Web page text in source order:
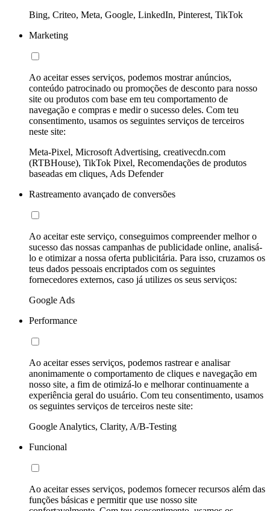
Bing, Criteo, Meta, Google, LinkedIn, Pinterest, TikTok
Marketing
Ao aceitar esses serviços, podemos mostrar anúncios,
conteúdo patrocinado ou promoções de desconto para nosso
site ou produtos com base em teu comportamento de
navegação e compras e medir o sucesso deles. Com teu
consentimento, usamos os seguintes serviços de terceiros
neste site:
Meta-Pixel, Microsoft Advertising, creativecdn.com
(RTBHouse), TikTok Pixel, Recomendações de produtos
baseadas em cliques, Ads Defender
Rastreamento avançado de conversões
Ao aceitar este serviço, conseguimos compreender melhor o
sucesso das nossas campanhas de publicidade online, analisá-
lo e otimizar a nossa oferta publicitária. Para isso, cruzamos os
teus dados pessoais encriptados com os seguintes
fornecedores externos, caso já utilizes os seus serviços:
Google Ads
Performance
Ao aceitar esses serviços, podemos rastrear e analisar
anonimamente o comportamento de cliques e navegação em
nosso site, a fim de otimizá-lo e melhorar continuamente a
experiência geral do usuário. Com teu consentimento, usamos
os seguintes serviços de terceiros neste site:
Google Analytics, Clarity, A/B-Testing
Funcional
Ao aceitar esses serviços, podemos fornecer recursos além das
funções básicas e permitir que use nosso site